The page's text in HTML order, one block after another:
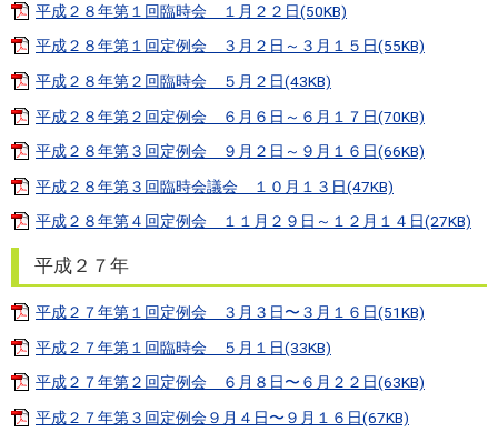
平成２８年第１回臨時会 １月２２日(50KB)
平成２８年第１回定例会 ３月２日～３月１５日(55KB)
平成２８年第２回臨時会 ５月２日(43KB)
平成２８年第２回定例会 ６月６日～６月１７日(70KB)
平成２８年第３回定例会 ９月２日～９月１６日(66KB)
平成２８年第３回臨時会議会 １０月１３日(47KB)
平成２８年第４回定例会 １１月２９日～１２月１４日(27KB)
平成２７年
平成２７年第１回定例会 ３月３日〜３月１６日(51KB)
平成２７年第１回臨時会 ５月１日(33KB)
平成２７年第２回定例会 ６月８日〜６月２２日(63KB)
平成２７年第３回定例会９月４日〜９月１６日(67KB)